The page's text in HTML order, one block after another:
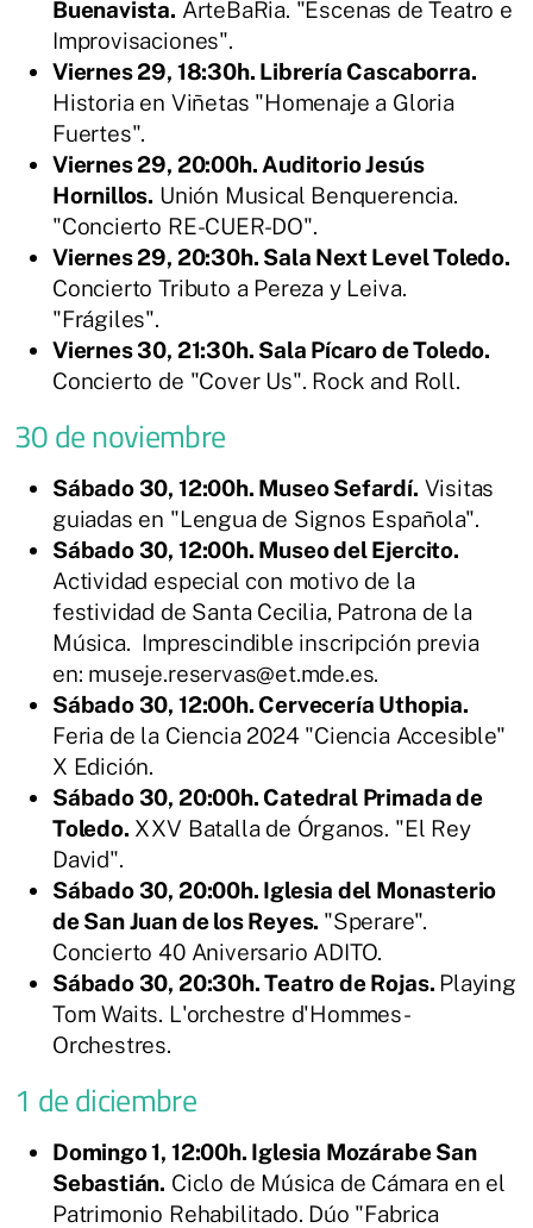
Buenavista. ArteBaRia. "Escenas de Teatro e
Improvisaciones".
Viernes 29, 18:30h. Librería Cascaborra.
Historia en Viñetas "Homenaje a Gloria
Fuertes".
Viernes 29, 20:00h. Auditorio Jesús
Hornillos. Unión Musical Benquerencia.
"Concierto RE-CUER-DO".
Viernes 29, 20:30h. Sala Next Level Toledo.
Concierto Tributo a Pereza y Leiva.
"Frágiles".
Viernes 30, 21:30h. Sala Pícaro de Toledo.
Concierto de "Cover Us". Rock and Roll.
30 de noviembre
Sábado 30, 12:00h. Museo Sefardí. Visitas
guiadas en "Lengua de Signos Española".
Sábado 30, 12:00h. Museo del Ejercito.
Actividad especial con motivo de la
festividad de Santa Cecilia, Patrona de la
Música. Imprescindible inscripción previa
en: museje.reservas@et.mde.es.
Sábado 30, 12:00h. Cervecería Uthopia.
Feria de la Ciencia 2024 "Ciencia Accesible"
X Edición.
Sábado 30, 20:00h. Catedral Primada de
Toledo. XXV Batalla de Órganos. "El Rey
David".
Sábado 30, 20:00h. Iglesia del Monasterio
de San Juan de los Reyes. "Sperare".
Concierto 40 Aniversario ADITO.
Sábado 30, 20:30h. Teatro de Rojas. Playing
Tom Waits. L'orchestre d'Hommes-
Orchestres.
1 de diciembre
Domingo 1, 12:00h. Iglesia Mozárabe San
Sebastián. Ciclo de Música de Cámara en el
Patrimonio Rehabilitado. Dúo "Fabrica